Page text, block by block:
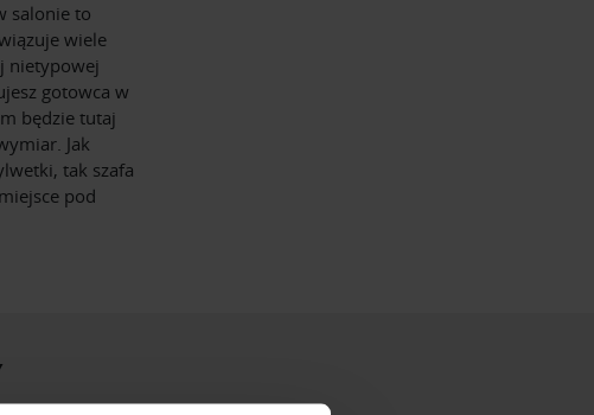
salonie to
wiele
nietypowej
gotowca w
będzie tutaj
Jak
tak szafa
pod